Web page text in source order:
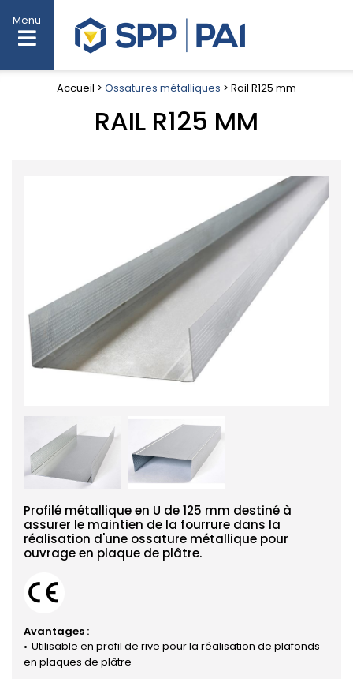
Menu
Accueil > Ossatures métalliques > Rail R125 mm
RAIL R125 MM
Profilé métallique en U de 125 mm destiné à
assurer le maintien de la fourrure dans la
réalisation d'une ossature métallique pour
ouvrage en plaque de plâtre.
Avantages :
Utilisable en profil de rive pour la réalisation de plafonds
en plaques de plâtre